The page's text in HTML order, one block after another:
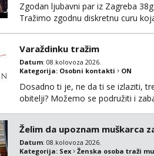
Zgodan ljubavni par iz Zagreba
Tražimo zgodnu diskretnu curu
Varaždinku tražim
Datum: 08.kolovoza 2026.
Kategorija: Osobni kontakti ON
Dosadno ti je, ne da ti se izlaziti,
obitelji? Možemo se podružiti i
Želim da upoznam muškarca
Datum: 08.kolovoza 2026.
Kategorija: Sex Ženska osoba traži